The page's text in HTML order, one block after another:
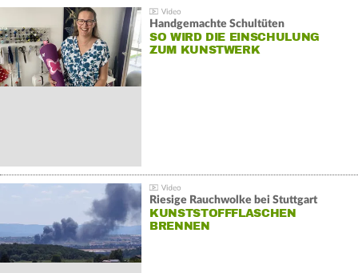
Handgemachte Schultüten
SO WIRD DIE EINSCHULUNG
ZUM KUNSTWERK
Riesige Rauchwolke bei Stuttgart
KUNSTSTOFFFLASCHEN
BRENNEN